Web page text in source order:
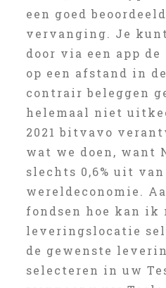
een goed
vervanging. Je
door via een app
op een afstand in
contrair beleggen
helemaal niet
2021 bitvavo
wat we doen, want
slechts 0,6% uit van
wereldeconomie.
fondsen hoe kan ik
leveringslocatie
de gewenste
selecteren in uw